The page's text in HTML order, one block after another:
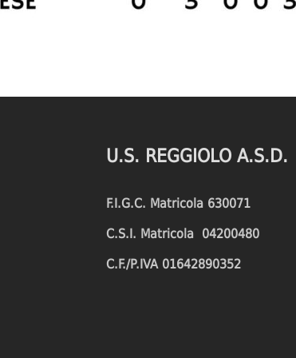
U.S. REGGIOLO A.S.D.
F.I.G.C. Matricola 630071
C.S.I. Matricola 04200480
C.F./P.IVA 01642890352